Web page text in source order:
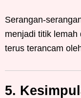
Serangan-
menjadi titik lemah
terus terancam
5.